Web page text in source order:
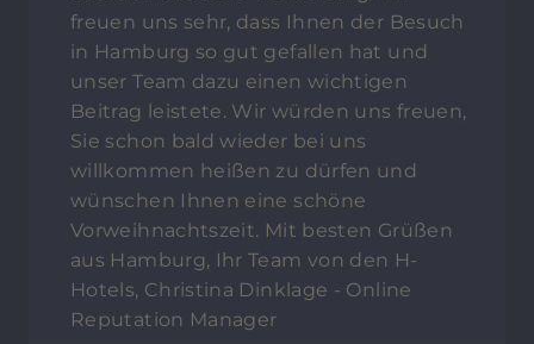
freuen uns sehr, dass Ihnen der Besuch
in Hamburg so gut gefallen hat und
unser Team dazu einen wichtigen
Beitrag leistete. Wir würden uns freuen,
Sie schon bald wieder bei uns
willkommen heißen zu dürfen und
wünschen Ihnen eine schöne
Vorweihnachtszeit. Mit besten Grüßen
aus Hamburg, Ihr Team von den H-
Hotels, Christina Dinklage - Online
Reputation Manager